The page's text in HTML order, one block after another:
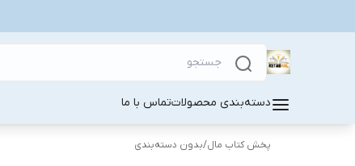
دسته‌بندی محصولاتتماس با ما
پخش کتاب مال/بدون دسته‌بندی